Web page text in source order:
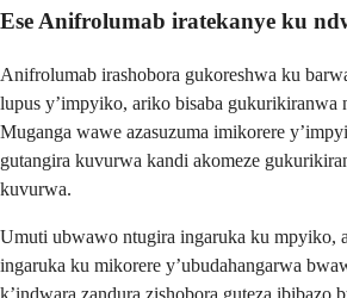
Ese Anifrolumab iratekanye ku
Anifrolumab irashobora gukoreshwa ku
lupus y’impyiko, ariko bisaba gukurikiranwa
Muganga wawe azasuzuma imikorere
gutangira kuvurwa kandi akomeze
kuvurwa.
Umuti ubwawo ntugira ingaruka ku mpyiko,
ingaruka ku mikorere y’ubudahangarwa
k’indwara zandura zishobora guteza ibibazo